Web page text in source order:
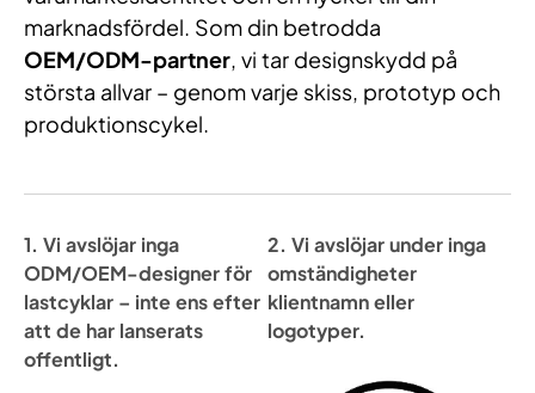
marknadsfördel. Som din betrodda
OEM/ODM-partner, vi tar designskydd på
största allvar – genom varje skiss, prototyp och
produktionscykel.
1. Vi avslöjar inga
ODM/OEM-designer för
lastcyklar – inte ens efter
att de har lanserats
offentligt.
2. Vi avslöjar under inga
omständigheter
klientnamn eller
logotyper.